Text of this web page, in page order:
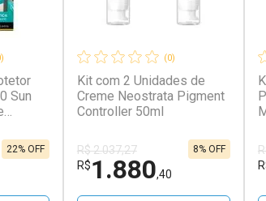
Sun
22% OFF
(0)
Kit com 2 Unidades de
Creme Neostrata Pigment
Controller 50ml
R$ 2.037,27
R$1.880,40
8% OFF